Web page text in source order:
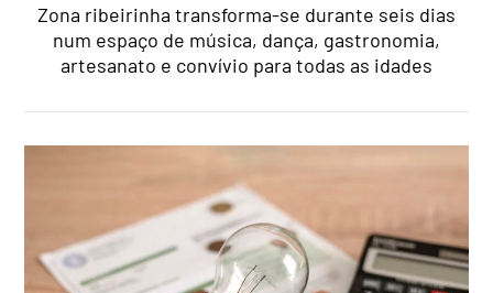
Zona ribeirinha transforma-se durante seis dias
num espaço de música, dança, gastronomia,
artesanato e convívio para todas as idades